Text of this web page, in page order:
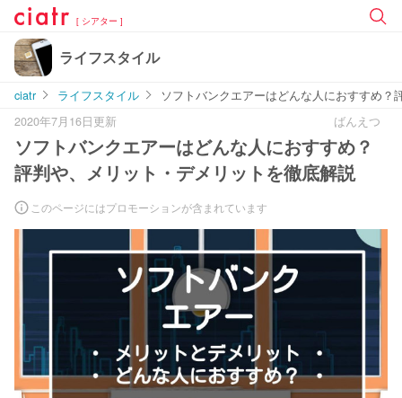
[ シアター ]
ライフスタイル
ciatr ライフスタイル
ソフトバンクエアーはどんな人におすすめ
2020年7月16日更新
ばんえつ
ソフトバンクエアーはどんな人におすすめ？
評判や、メリット・デメリットを徹底解説
このページにはプロモーションが含まれています